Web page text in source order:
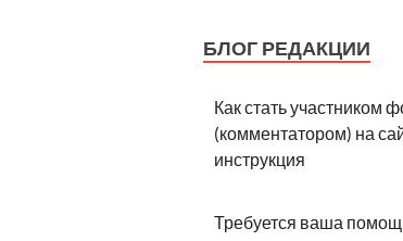
БЛОГ РЕДАКЦИИ
Как стать участником
(комментатором) на
инструкция
Требуется ваша